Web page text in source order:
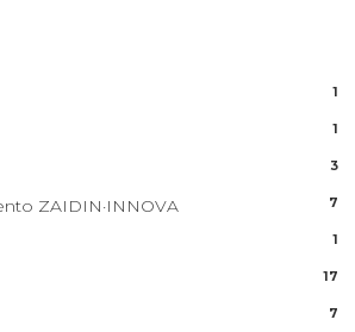
1
1
3
ZAIDIN·INNOVA 7
1
17
7